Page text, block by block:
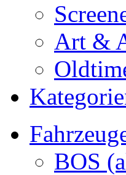
Art &
BOS